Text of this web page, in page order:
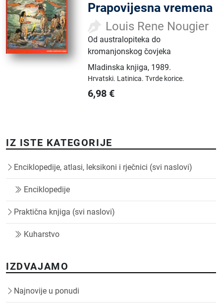
Prapovijesna vremena
Louis Rene Nougier
Od australopiteka do
kromanjonskog čovjeka
Mladinska knjiga, 1989.
Hrvatski. Latinica.Tvrde korice.
6,98 €
IZ ISTE KATEGORIJE
Enciklopedije, atlasi, leksikoni i rječnici (svi naslovi)
Enciklopedije
Praktična knjiga (svi naslovi)
Kuharstvo
IZDVAJAMO
Najnovije u ponudi